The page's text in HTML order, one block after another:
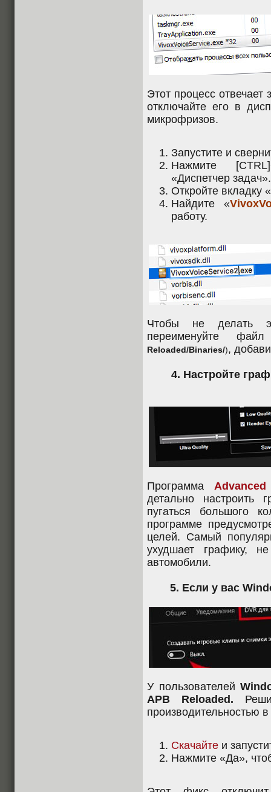
Этот процесс
отключайте его в
микрофризов.
Запустите и
Нажмите
«Диспетчер задач».
Откройте вкладку
Найдите «
работу.
Чтобы не делать
переименуйте
Reloaded/Binaries/),
4. Настройте
Программа
детально настроить
пугаться большого
программе
целей. Самый
ухудшает графику,
автомобили.
5. Если у вас
У пользователей
APB Reloaded.
производительностью
Скачайте и
Нажмите «Да»,